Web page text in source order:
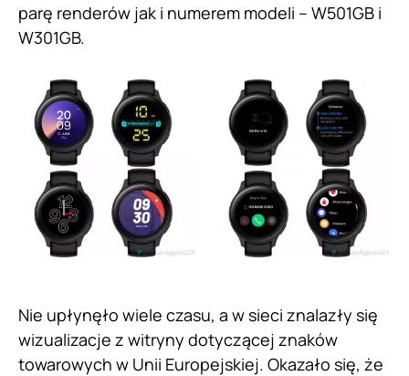
parę renderów jak i numerem modeli – W501GB i
W301GB.
Nie upłynęło wiele czasu, a w sieci znalazły się
wizualizacje z witryny dotyczącej znaków
towarowych w Unii Europejskiej. Okazało się, że